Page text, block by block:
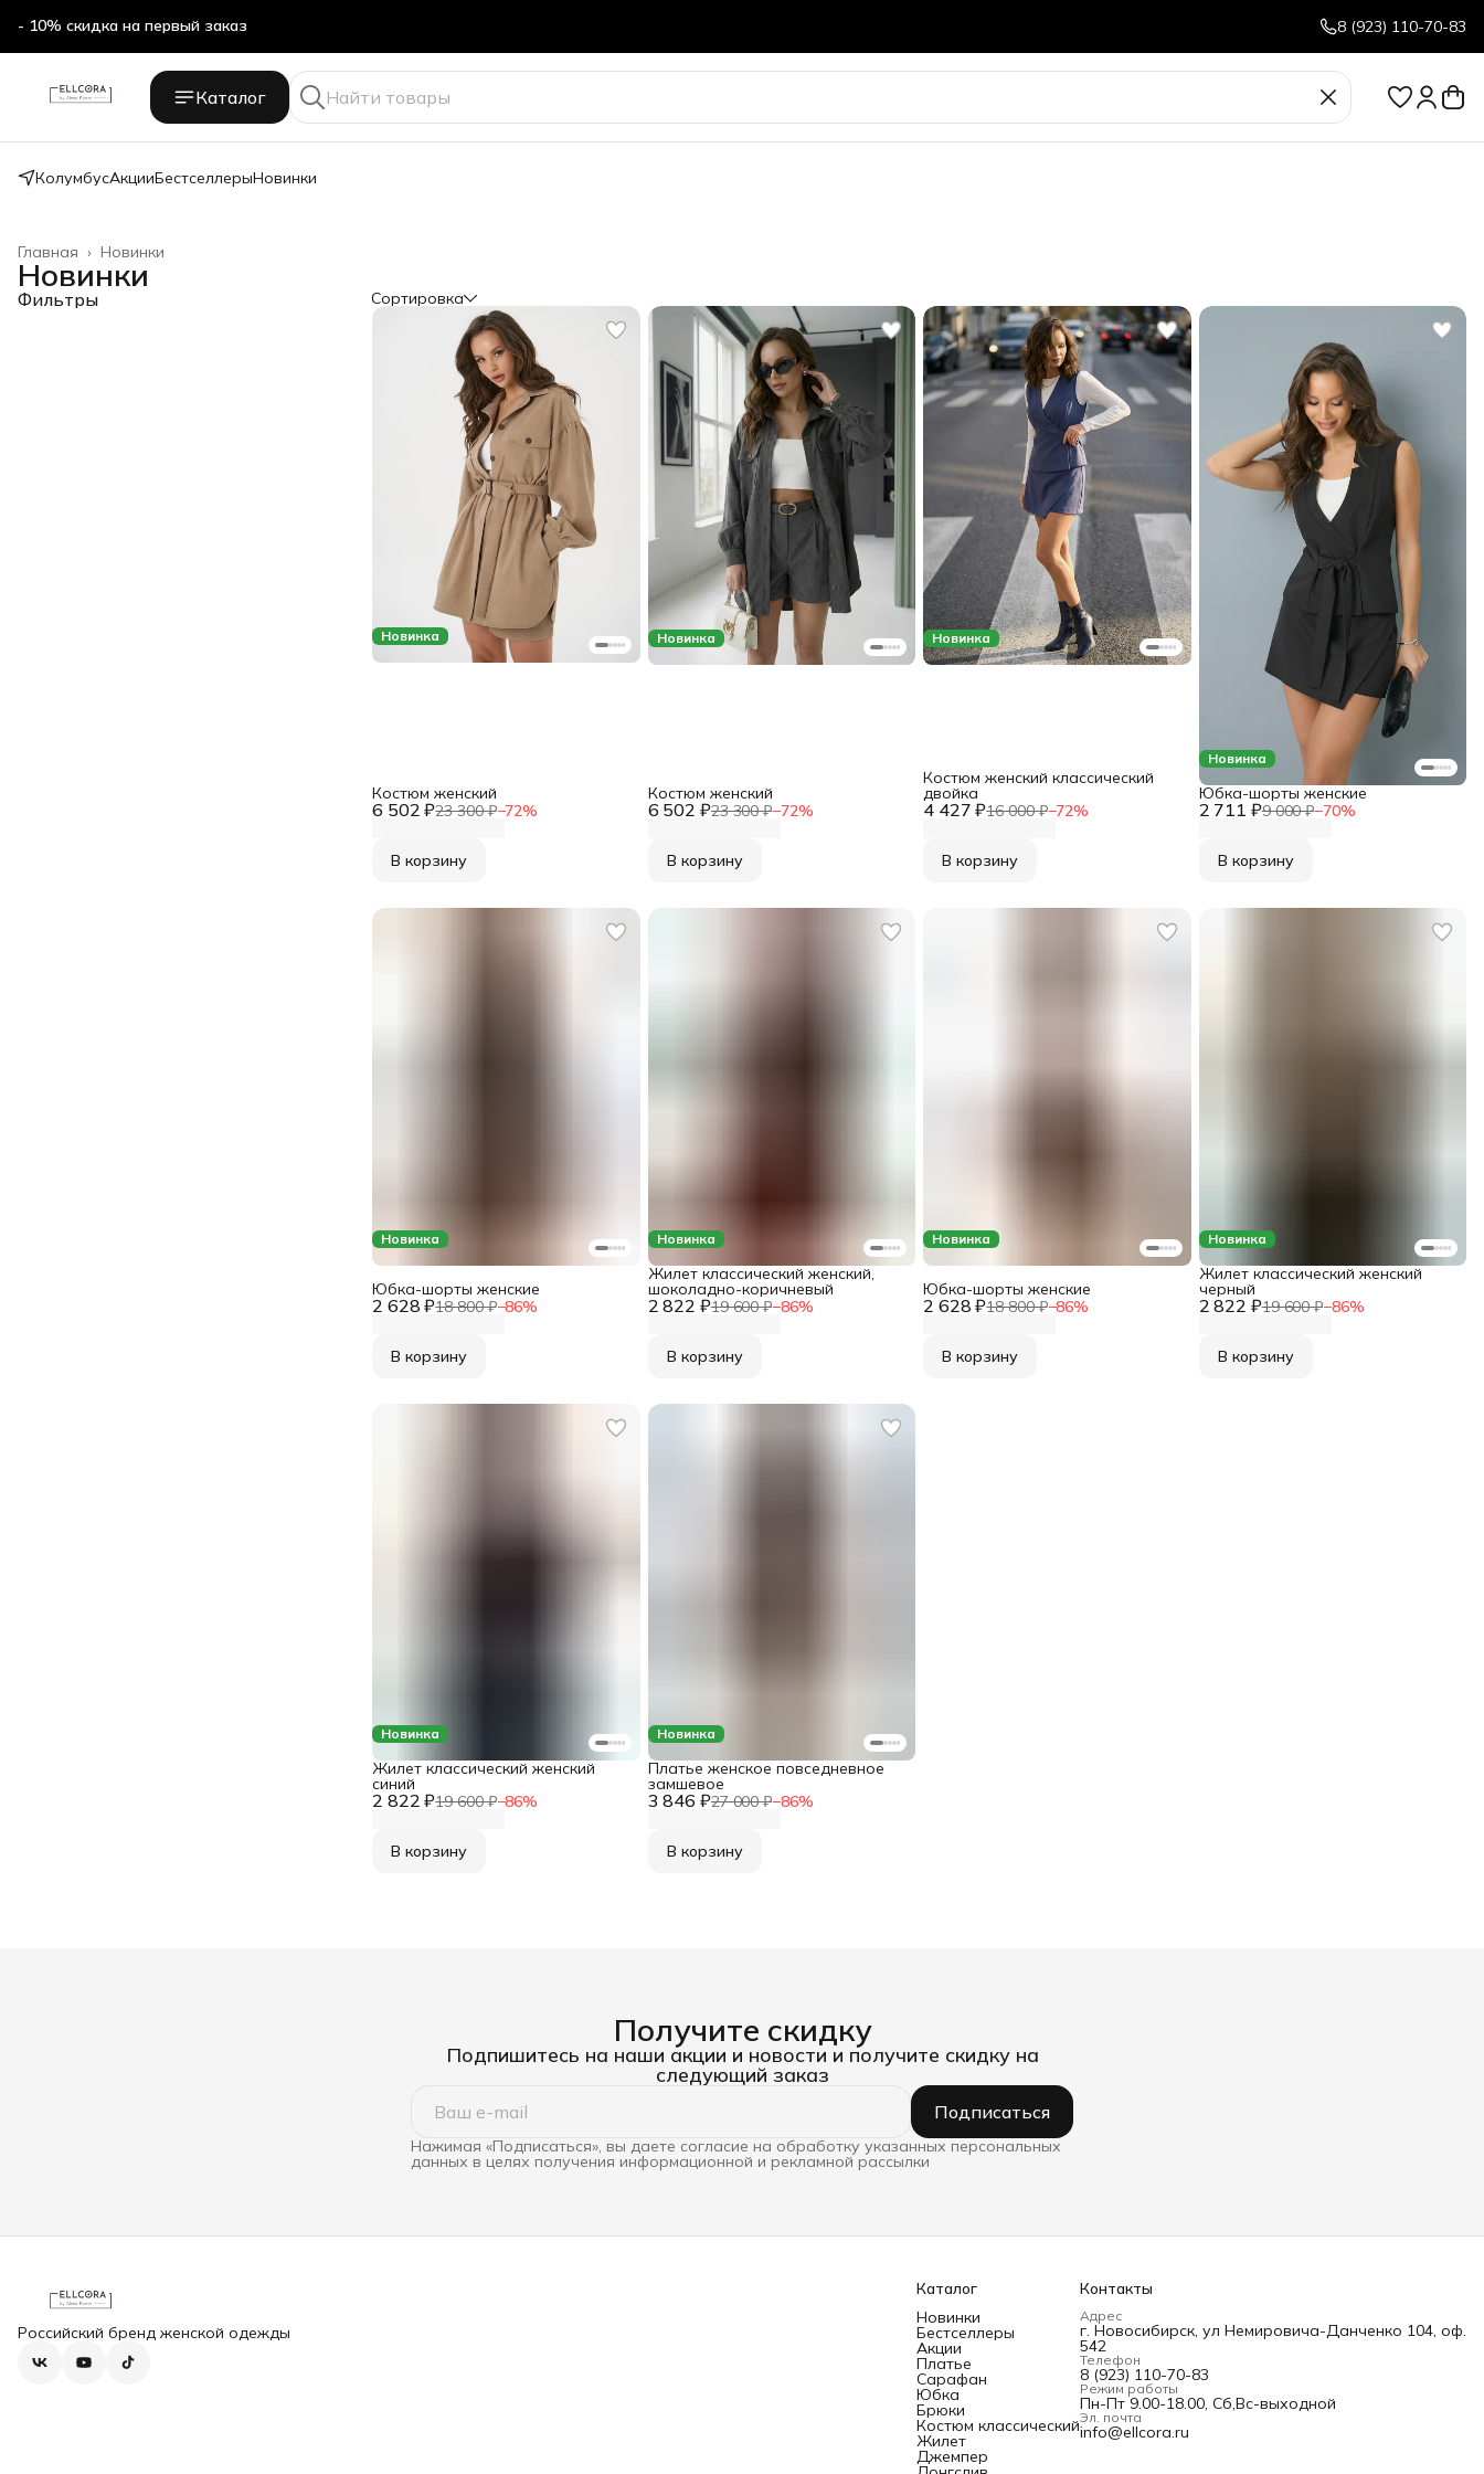
- 10% скидка на первый заказ 8 (923) 110-70-83
Каталог
КолумбусАкцииБестселлерыНовинки
Новинки
Главная ›
Новинки
Фильтры Сортировка
Новинка
6 502 ₽23 300 ₽−72%
Костюм женский
В корзину
Новинка
6 502 ₽23 300 ₽−72%
Костюм женский
В корзину
Новинка
4 427 ₽16 000 ₽−72%
Костюм женский классический
двойка
В корзину
Новинка
2 711 ₽9 000 ₽−70%
Юбка-шорты женские
В корзину
Новинка
2 628 ₽18 800 ₽−86%
Юбка-шорты женские
В корзину
Новинка
2 822 ₽19 600 ₽−86%
Жилет классический женский,
шоколадно-коричневый
В корзину
Новинка
2 628 ₽18 800 ₽−86%
Юбка-шорты женские
В корзину
Новинка
2 822 ₽19 600 ₽−86%
Жилет классический женский
черный
В корзину
Новинка
2 822 ₽19 600 ₽−86%
Жилет классический женский
синий
В корзину
Новинка
3 846 ₽27 000 ₽−86%
Платье женское повседневное
замшевое
В корзину
Получите скидку
Подпишитесь на наши акции и новости и получите скидку на
следующий заказ
Подписаться
Нажимая «Подписаться», вы даете согласие на обработку указанных персональных
данных в целях получения информационной и рекламной рассылки
Российский бренд женской одежды
Каталог
Новинки
Бестселлеры
Акции
Платье
Сарафан
Юбка
Брюки
Костюм классический
Жилет
Джемпер
Контакты
Адрес
г. Новосибирск, ул Немировича-Данченко 104, оф.
542
Телефон
8 (923) 110-70-83
Режим работы
Пн-Пт 9.00-18.00, Сб,Вс-выходной
Эл. почта
info@ellcora.ru